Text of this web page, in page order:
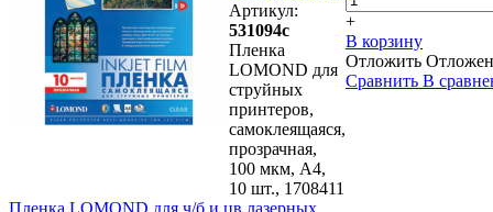
Артикул:
531094с
Пленка
LOMOND для
струйных
принтеров,
самоклеящаяся,
прозрачная,
100 мкм, А4,
10 шт., 1708411
+
В корзину
Отложить
Сравнить В
Пленка LOMOND для ч/б и цв.лазерных